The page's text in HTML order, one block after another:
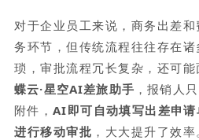
对于企业员工来说，商务出差
务环节，但传统流程往往存在
琐，审批流程冗长复杂，还可
蝶云·星空AI差旅助手 ，报销人
附件，AI即可自动填写出差申请
进行移动审批 ，大大提升了效